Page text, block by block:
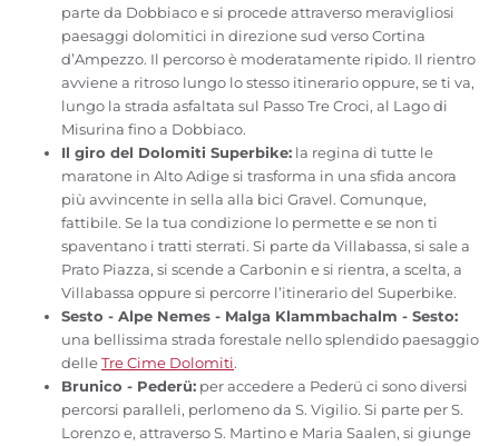
parte da Dobbiaco e si procede attraverso meravigliosi
paesaggi dolomitici in direzione sud verso Cortina
d’Ampezzo. Il percorso è moderatamente ripido. Il rientro
avviene a ritroso lungo lo stesso itinerario oppure, se ti va,
lungo la strada asfaltata sul Passo Tre Croci, al Lago di
Misurina fino a Dobbiaco.
Il giro del Dolomiti Superbike: la regina di tutte le
maratone in Alto Adige si trasforma in una sfida ancora
più avvincente in sella alla bici Gravel. Comunque,
fattibile. Se la tua condizione lo permette e se non ti
spaventano i tratti sterrati. Si parte da Villabassa, si sale a
Prato Piazza, si scende a Carbonin e si rientra, a scelta, a
Villabassa oppure si percorre l’itinerario del Superbike.
Sesto - Alpe Nemes - Malga Klammbachalm - Sesto:
una bellissima strada forestale nello splendido paesaggio
delleTre Cime Dolomiti.
Brunico - Pederü: per accedere a Pederü ci sono diversi
percorsi paralleli, perlomeno da S. Vigilio. Si parte per S.
Lorenzo e, attraverso S. Martino e Maria Saalen, si giunge